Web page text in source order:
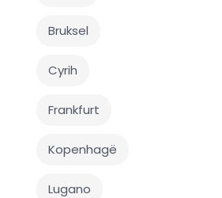
Bruksel
Cyrih
Frankfurt
Kopenhagë
Lugano